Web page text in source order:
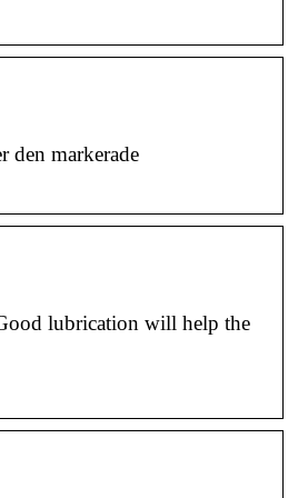
den markerade
lubrication will help the